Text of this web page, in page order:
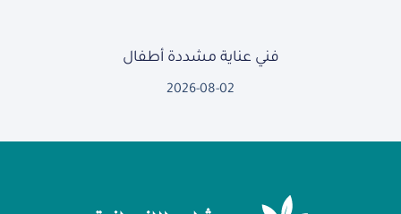
فني عناية مشددة أطفال
2026-08-02